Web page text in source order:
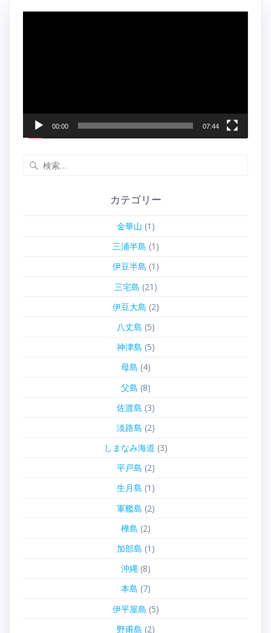
00:00 07:44
カテゴリー
金華山 (1)
三浦半島 (1)
伊豆半島 (1)
三宅島 (21)
伊豆大島 (2)
八丈島 (5)
神津島 (5)
母島 (4)
父島 (8)
佐渡島 (3)
淡路島 (2)
しまなみ海道 (3)
平戸島 (2)
生月島 (1)
軍艦島 (2)
樺島 (2)
加部島 (1)
沖縄(8)
本島 (7)
伊平屋島 (5)
野甫島 (2)